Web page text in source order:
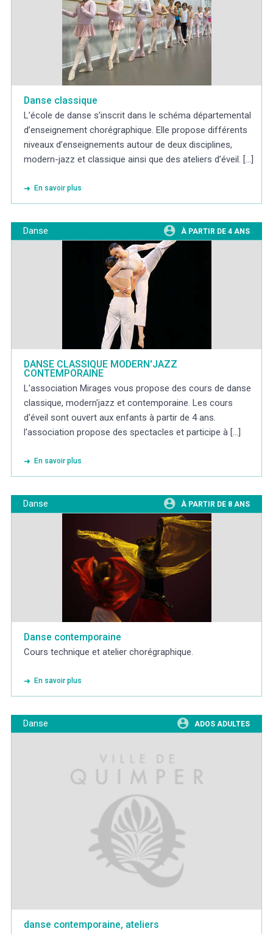
Danse classique
L’école de danse s’inscrit dans le schéma départemental
d’enseignement chorégraphique. Elle propose différents
niveaux d’enseignements autour de deux disciplines,
modern-jazz et classique ainsi que des ateliers d’éveil. [...]
En savoir plus
Danse À PARTIR DE 4 ANS
DANSE CLASSIQUE MODERN'JAZZ
CONTEMPORAINE
L'association Mirages vous propose des cours de danse
classique, modern'jazz et contemporaine. Les cours
d'éveil sont ouvert aux enfants à partir de 4 ans.
l'association propose des spectacles et participe à [...]
En savoir plus
Danse À PARTIR DE 8 ANS
Danse contemporaine
Cours technique et atelier chorégraphique.
En savoir plus
Danse ADOS ADULTES
danse contemporaine, ateliers